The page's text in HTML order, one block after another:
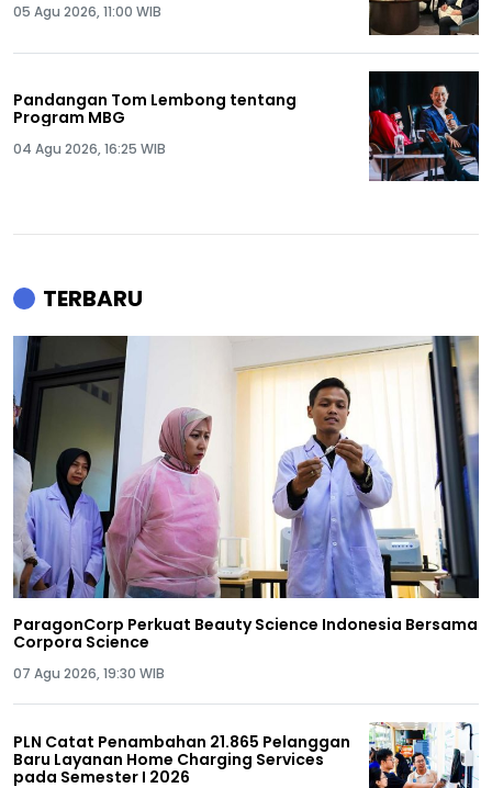
05 Agu 2026, 11:00 WIB
Pandangan Tom Lembong tentang
Program MBG
04 Agu 2026, 16:25 WIB
TERBARU
ParagonCorp Perkuat Beauty Science Indonesia Bersama
Corpora Science
07 Agu 2026, 19:30 WIB
PLN Catat Penambahan 21.865 Pelanggan
Baru Layanan Home Charging Services
pada Semester I 2026